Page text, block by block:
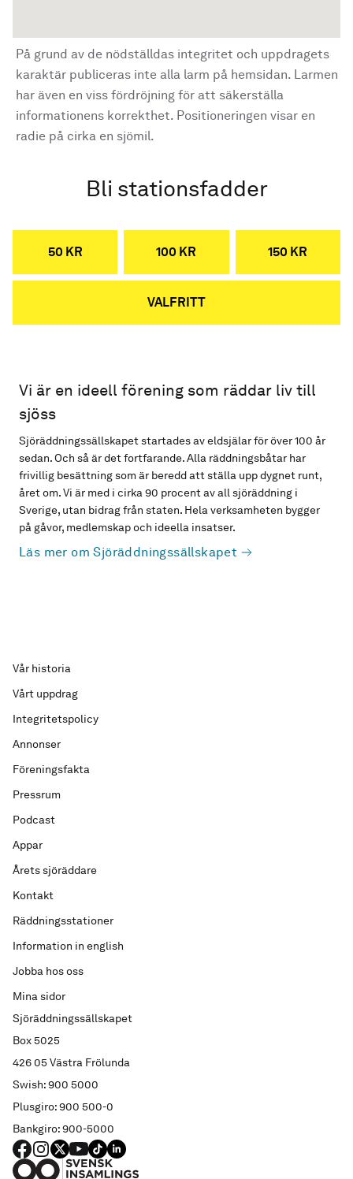
På grund av de nödställdas integritet och uppdragets
karaktär publiceras inte alla larm på hemsidan. Larmen
har även en viss fördröjning för att säkerställa
informationens korrekthet. Positioneringen visar en
radie på cirka en sjömil.
Bli stationsfadder
50 KR 100 KR 150 KR
VALFRITT
Vi är en ideell förening som räddar liv till
sjöss
Sjöräddningssällskapet startades av eldsjälar för över 100 år
sedan. Och så är det fortfarande. Alla räddningsbåtar har
frivillig besättning som är beredd att ställa upp dygnet runt,
året om. Vi är med i cirka 90 procent av all sjöräddning i
Sverige, utan bidrag från staten. Hela verksamheten bygger
på gåvor, medlemskap och ideella insatser.
Läs mer om Sjöräddningssällskapet
Sjöräddningssällskapet
Box 5025
426 05 Västra Frölunda
Swish: 900 5000
Plusgiro: 900 500-0
Bankgiro: 900-5000
Vår historia
Vårt uppdrag
Integritetspolicy
Annonser
Föreningsfakta
Pressrum
Podcast
Appar
Årets sjöräddare
Kontakt
Räddningsstationer
Information in english
Jobba hos oss
Mina sidor
FACEBOOK
Instagram
X YouTube
TIKTOKLINKED IN